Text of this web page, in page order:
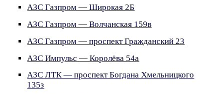
АЗС Газпром — Широкая 2Б
АЗС Газпром — Волчанская 159в
АЗС Газпром — проспект Гражданский 23
АЗС Импульс — Королёва 54а
АЗС ЛТК — проспект Богдана Хмельницкого
135з